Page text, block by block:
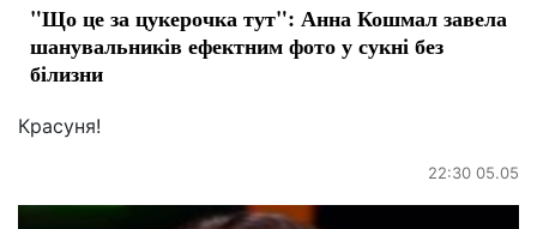
"Що це за цукерочка тут": Анна Кошмал завела
шанувальників ефектним фото у сукні без
білизни
Красуня!
22:30 05.05